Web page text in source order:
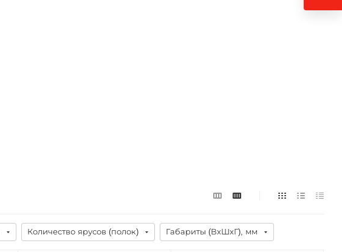
Количество ярусов (полок) Габариты (ВхШхГ), мм